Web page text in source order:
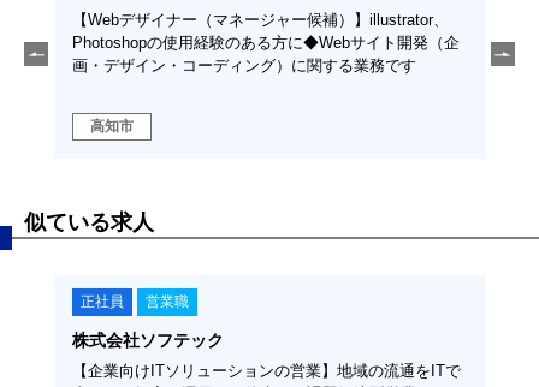
開発（企
です
【不動産売買スタッフ】未経験応募可◆宅地建物取引士
必須◆実務経験者優遇◆新規事業◆不動産売買に関する
お仕事です◆私たちエレパは四国の情報関連機器を取り
似ている求人
地域の流通をITで
正社員
株式会社オフィスパートナー
【法人営業】地域企業のITコンサル（伴走型営業）